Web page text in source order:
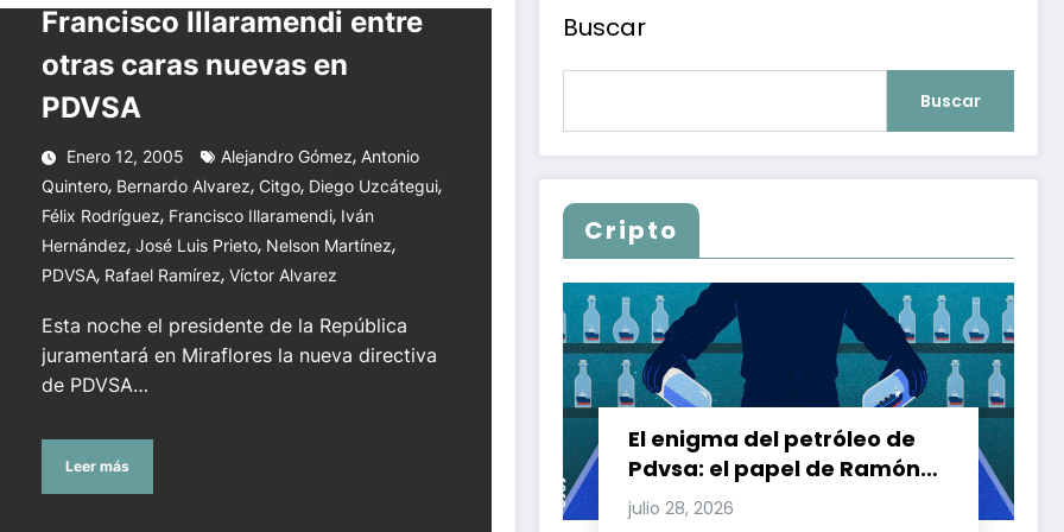
Francisco Illaramendi entre
otras caras nuevas en
PDVSA
Enero 12, 2005 Alejandro Gómez, Antonio
Quintero, Bernardo Alvarez, Citgo, Diego Uzcátegui,
Félix Rodríguez, Francisco Illaramendi, Iván
Hernández, José Luis Prieto, Nelson Martínez,
PDVSA, Rafael Ramírez, Víctor Alvarez
Esta noche el presidente de la República
juramentará en Miraflores la nueva directiva
de PDVSA…
Leer más
Buscar
Buscar
Cripto
El enigma del petróleo de
Pdvsa: el papel de Ramón
Carretero en el triángulo de
julio 28, 2026